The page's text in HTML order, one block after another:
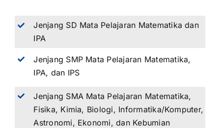
Jenjang SD Mata Pelajaran Matematika dan
IPA
Jenjang SMP Mata Pelajaran Matematika,
IPA, dan IPS
Jenjang SMA Mata Pelajaran Matematika,
Fisika, Kimia, Biologi, Informatika/Komputer,
Astronomi, Ekonomi, dan Kebumian